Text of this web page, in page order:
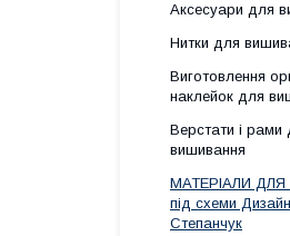
Аксесуари для
Нитки для
Виготовлення
наклейок для
Верстати і рами
вишивання
МАТЕРІАЛИ
під схеми
Степанчук